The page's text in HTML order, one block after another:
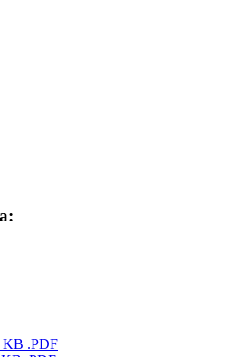
KB .PDF